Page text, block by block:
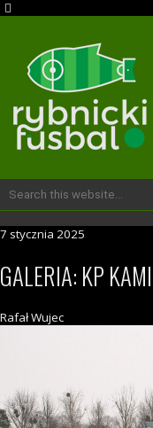
7 stycznia 2025
GALERIA: KP
Rafał Wujec